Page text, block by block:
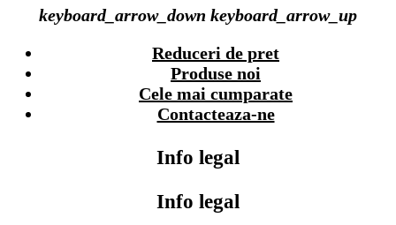
keyboard_arrow_down keyboard_arrow_up
Reduceri de pret
Produse noi
Cele mai cumparate
Contacteaza-ne
Info legal
Info legal